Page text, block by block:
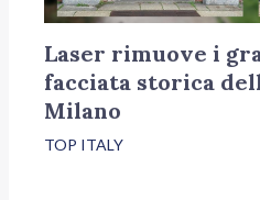
Laser rimuove i
facciata storica
Milano
TOP ITALY